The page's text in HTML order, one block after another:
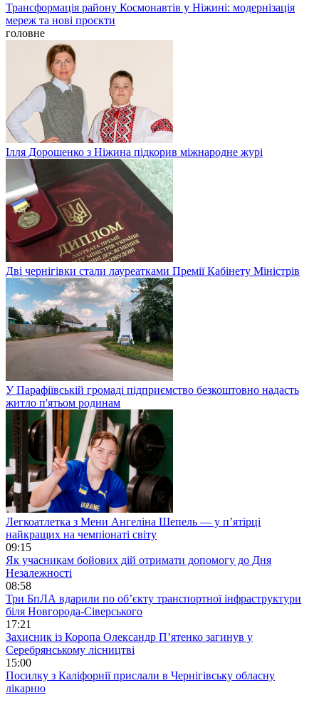
Трансформація району Космонавтів у Ніжині: модернізація
мереж та нові проєкти
головне
Ілля Дорошенко з Ніжина підкорив міжнародне журі
Дві чернігівки стали лауреатками Премії Кабінету Міністрів
У Парафіївській громаді підприємство безкоштовно надасть
житло п'ятьом родинам
Легкоатлетка з Мени Ангеліна Шепель — у п’ятірці
найкращих на чемпіонаті світу
09:15
Як учасникам бойових дій отримати допомогу до Дня
Незалежності
08:58
Три БпЛА вдарили по об’єкту транспортної інфраструктури
біля Новгорода-Сіверського
17:21
Захисник із Коропа Олександр П’ятенко загинув у
Серебрянському лісництві
15:00
Посилку з Каліфорнії прислали в Чернігівську обласну
лікарню